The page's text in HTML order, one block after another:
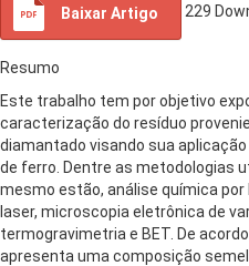
Baixar Artigo 229
Resumo
Este trabalho tem por objetivo
caracterização do resíduo
diamantado visando sua
de ferro. Dentre as metodologias
mesmo estão, análise química por
laser, microscopia eletrônica de
termogravimetria e BET. De
apresenta uma composição